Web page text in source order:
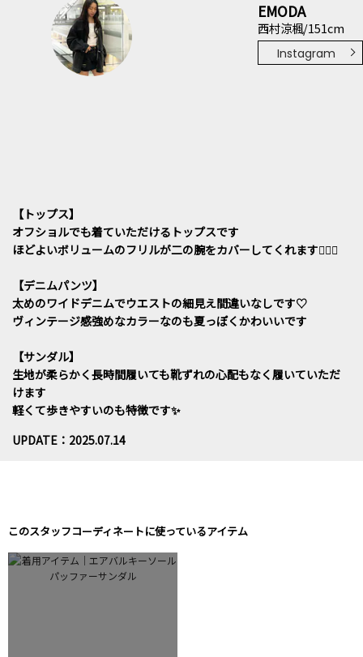
EMODA
西村涼楓/151cm
Instagram
【トップス】
オフショルでも着ていただけるトップスです
ほどよいボリュームのフリルが二の腕をカバーしてくれます🙆🏻‍♀️
【デニムパンツ】
太めのワイドデニムでウエストの細見え間違いなしです♡
ヴィンテージ感強めなカラーなのも夏っぽくかわいいです
【サンダル】
生地が柔らかく長時間履いても靴ずれの心配もなく履いていただ
けます
軽くて歩きやすいのも特徴です✨
UPDATE：2025.07.14
このスタッフコーディネートに使っているアイテム